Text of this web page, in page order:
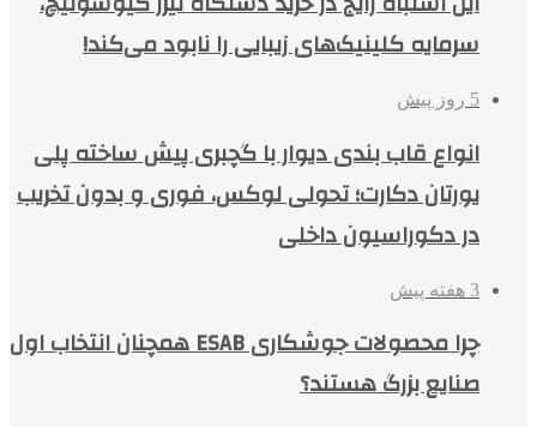
سرمایه کلینیک‌های زیبایی را نابود می‌کند!
5 روز پیش
انواع قاب بندی دیوار با گچبری پیش ساخته پلی
یورتان دکارت؛ تحولی لوکس، فوری و بدون تخریب
در دکوراسیون داخلی
3 هفته پیش
چرا محصولات جوشکاری ESAB همچنان انتخاب اول
صنایع بزرگ هستند؟